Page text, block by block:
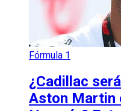
Fórmula 1
¿Cadillac
Aston Martin